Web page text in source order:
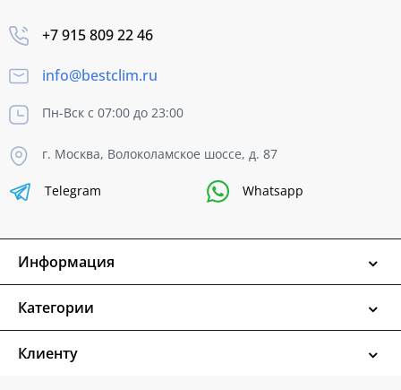
+7 915 809 22 46
info@bestclim.ru
Пн-Вск с 07:00 до 23:00
г. Москва, Волоколамское шоссе, д. 87
Telegram Whatsapp
Информация
Категории
Клиенту